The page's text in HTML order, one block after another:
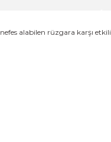
nefes alabilen rüzgara karşı etkili